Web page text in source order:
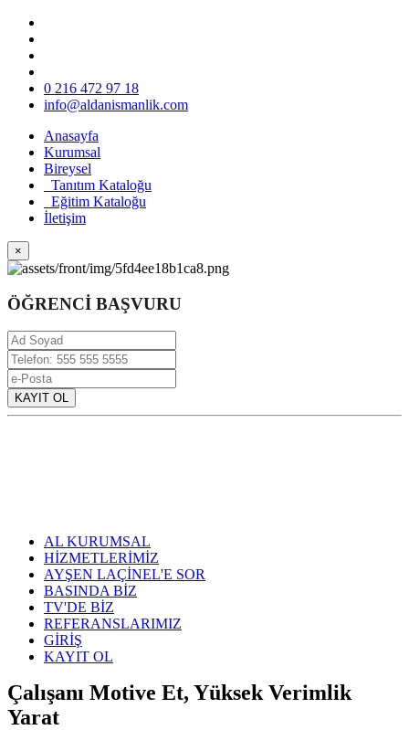
0 216 472 97 18
info@aldanismanlik.com
Anasayfa
Kurumsal
Bireysel
Tanıtım Kataloğu
Eğitim Kataloğu
İletişim
×
ÖĞRENCİ BAŞVURU
KAYIT OL
AL KURUMSAL
HİZMETLERİMİZ
AYŞEN LAÇİNEL'E SOR
BASINDA BİZ
TV'DE BİZ
REFERANSLARIMIZ
GİRİŞ
KAYIT OL
Çalışanı Motive Et, Yüksek Verimlik
Yarat